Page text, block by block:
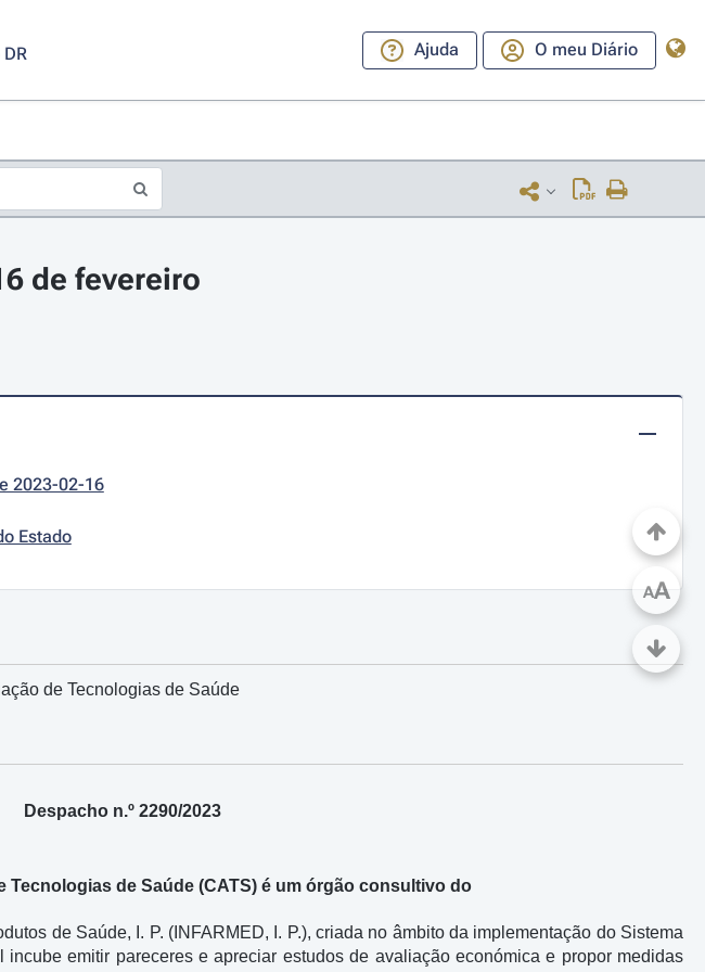
Ajuda O meu Diário
de fevereiro
2023-02-16
Estado
de Tecnologias de Saúde
Despacho n.º 2290/2023
Tecnologias de Saúde (CATS) é um órgão consultivo do
de Saúde, I. P. (INFARMED, I. P.), criada no âmbito da implementação do Sistema
emitir pareceres e apreciar estudos de avaliação económica e propor medidas
AA